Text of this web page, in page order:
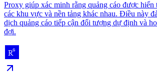
Proxy giúp xác minh rằng quảng cáo được hiển
các khu vực và nền tảng khác nhau. Điều này
dịch quảng cáo tiếp cận đối tượng dự định và
đợi.